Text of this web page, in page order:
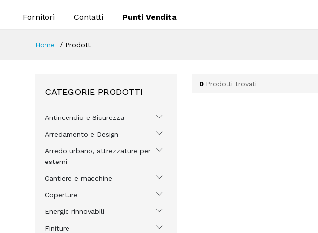
Fornitori Contatti Punti Vendita
Home Prodotti
CATEGORIE PRODOTTI
Antincendio e Sicurezza
Arredamento e Design
Arredo urbano, attrezzature per
esterni
Cantiere e macchine
Coperture
Energie rinnovabili
Finiture
0 Prodotti trovati